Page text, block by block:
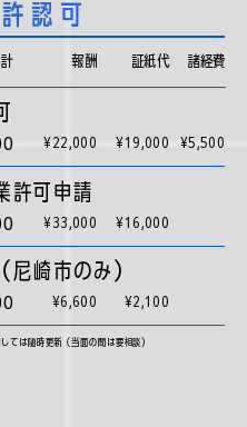
認可
​報酬 証紙代 ​諸経費
¥22,000 ¥19,000 ¥5,500
許可申請
¥33,000 ¥16,000
尼崎市のみ）
¥6,600 ¥2,100
ては随時更新（当面の間は要相談）